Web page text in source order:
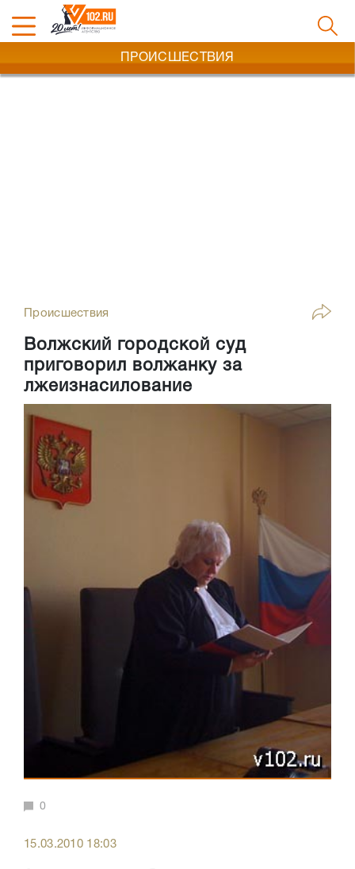
ПРОИСШЕСТВИЯ
Происшествия
Волжский городской суд
приговорил волжанку за
лжеизнасилование
0
15.03.2010 18:03